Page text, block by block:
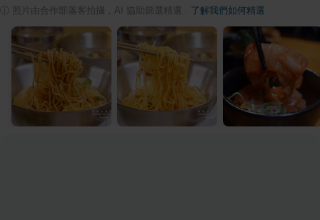
照片由合作部落客拍攝，AI 協助篩選精選 了解我們如何精選